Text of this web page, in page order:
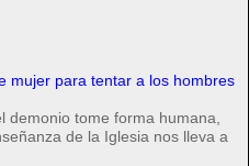
mujer para tentar a los hombres
demonio tome forma humana,
de la Iglesia nos lleva a